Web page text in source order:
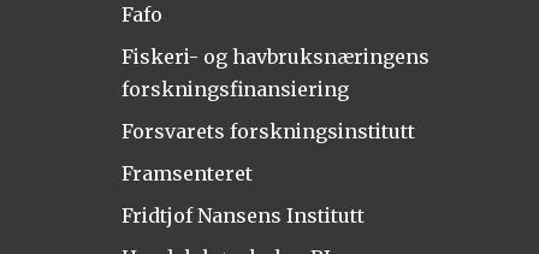
Fafo
Fiskeri- og havbruksnæringens
forskningsfinansiering
Forsvarets forskningsinstitutt
Framsenteret
Fridtjof Nansens Institutt